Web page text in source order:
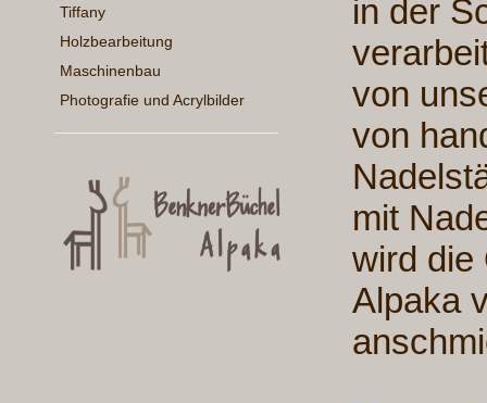
Tiffany
Holzbearbeitung
Maschinenbau
Photografie und Acrylbilder
in der
von
von
mit
wird die
Alpaka